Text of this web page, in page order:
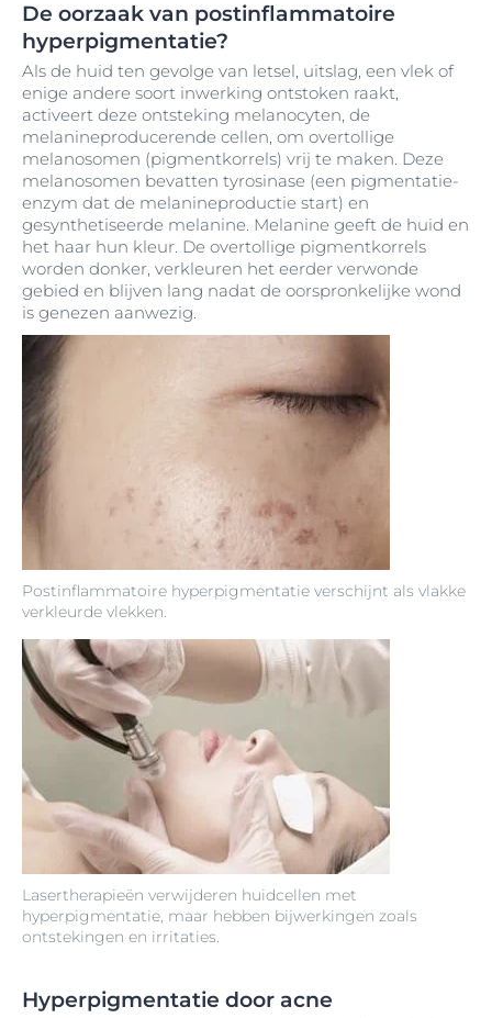
De oorzaak van postinflammatoire
hyperpigmentatie?
Postinflammatoire hyperpigmentatie verschijnt als vlakke
verkleurde vlekken.
Lasertherapieën verwijderen huidcellen met
hyperpigmentatie, maar hebben bijwerkingen zoals
ontstekingen en irritaties.
Als de huid ten gevolge van letsel, uitslag, een vlek of
enige andere soort inwerking ontstoken raakt,
activeert deze ontsteking melanocyten, de
melanineproducerende cellen, om overtollige
melanosomen (pigmentkorrels) vrij te maken. Deze
melanosomen bevatten tyrosinase (een pigmentatie-
enzym dat de melanineproductie start) en
gesynthetiseerde melanine. Melanine geeft de huid en
het haar hun kleur. De overtollige pigmentkorrels
worden donker, verkleuren het eerder verwonde
gebied en blijven lang nadat de oorspronkelijke wond
is genezen aanwezig.
Hyperpigmentatie door acne